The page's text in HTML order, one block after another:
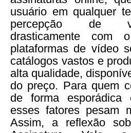
usuário em qualquer
percepção de
drasticamente com
plataformas de vídeo
catálogos vastos e
alta qualidade,
do preço. Para quem
de forma esporádica
esses fatores pesam
Assim, a reflexão